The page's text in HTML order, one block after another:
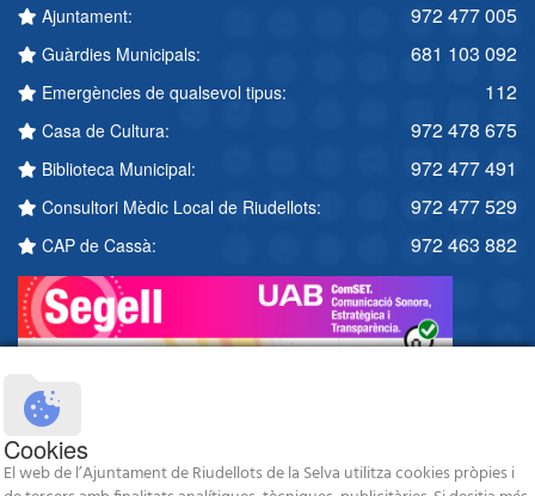
Ajuntament: 972 477 005
Guàrdies Municipals: 681 103 092
Emergències de qualsevol tipus: 112
Casa de Cultura: 972 478 675
Biblioteca Municipal: 972 477 491
Consultori Mèdic Local de Riudellots: 972 477 529
CAP de Cassà: 972 463 882
Cookies
El web de l’Ajuntament de Riudellots de la Selva utilitza cookies pròpies i